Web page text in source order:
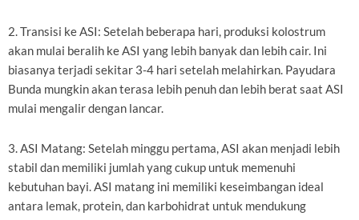
2. Transisi ke ASI: Setelah beberapa hari, produksi kolostrum
akan mulai beralih ke ASI yang lebih banyak dan lebih cair. Ini
biasanya terjadi sekitar 3-4 hari setelah melahirkan. Payudara
Bunda mungkin akan terasa lebih penuh dan lebih berat saat ASI
mulai mengalir dengan lancar.
3. ASI Matang: Setelah minggu pertama, ASI akan menjadi lebih
stabil dan memiliki jumlah yang cukup untuk memenuhi
kebutuhan bayi. ASI matang ini memiliki keseimbangan ideal
antara lemak, protein, dan karbohidrat untuk mendukung